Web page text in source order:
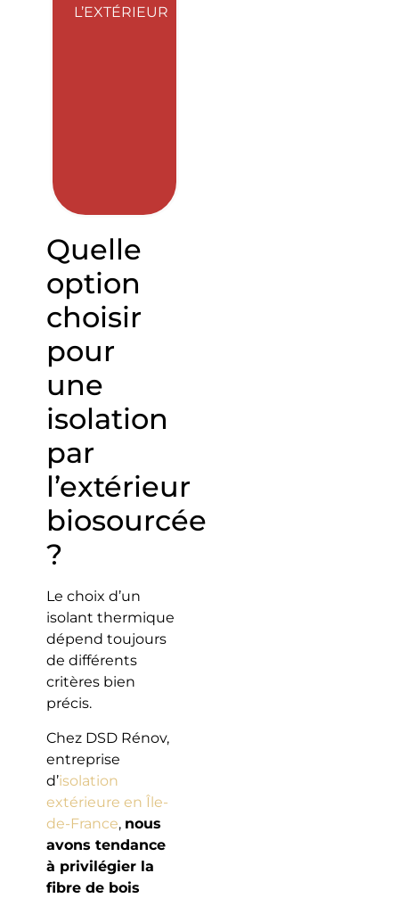
L’EXTÉRIEUR
Quelle
option
choisir
pour
une
isolation
par
l’extérieur
biosourcée
?
Le choix d’un
isolant thermique
dépend toujours
de différents
critères bien
précis.
Chez DSD Rénov,
entreprise
d’isolation
extérieure en Île-
de-France, nous
avons tendance
à privilégier la
fibre de bois